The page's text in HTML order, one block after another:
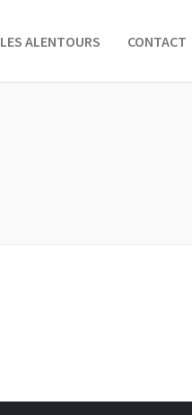
LES ALENTOURS CONTACT